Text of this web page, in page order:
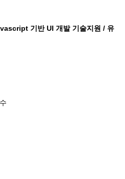
기반 UI 개발 기술지원 / 유